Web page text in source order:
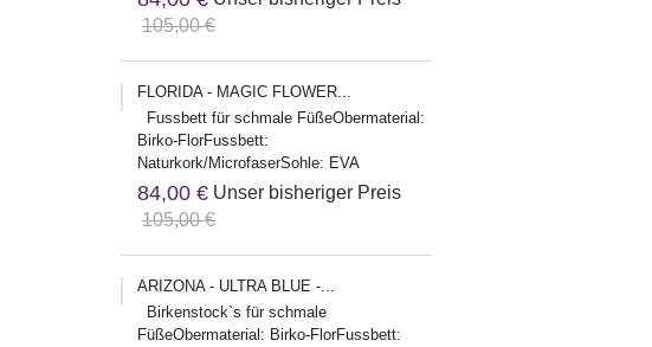
105,00 €
FLORIDA - MAGIC FLOWER...
Fussbett für schmale FüßeObermaterial:
Birko-FlorFussbett:
Naturkork/MicrofaserSohle: EVA
84,00 € Unser bisheriger Preis
105,00 €
ARIZONA - ULTRA BLUE -...
Birkenstock`s für schmale
FüßeObermaterial: Birko-FlorFussbett: